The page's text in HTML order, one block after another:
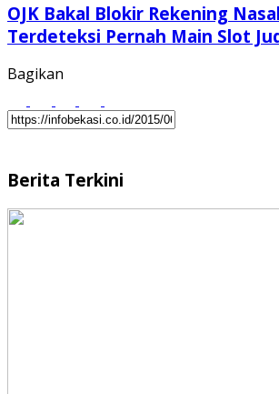
OJK Bakal Blokir Rekening
Terdeteksi Pernah Main Slot
Bagikan
Berita Terkini